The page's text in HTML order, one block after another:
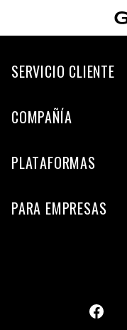
SERVICIO CLIENTE
COMPAÑÍA
PLATAFORMAS
PARA EMPRESAS